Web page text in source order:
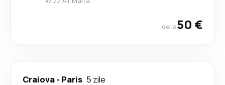
de la50 €
Craiova- Paris 5 zile